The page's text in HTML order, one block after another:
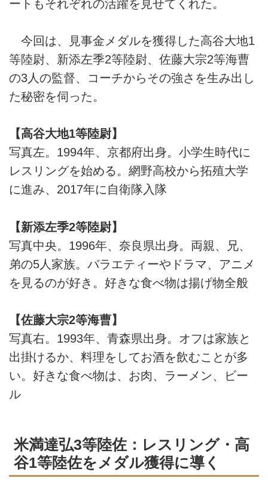
ートもそれぞれの活躍を見せてくれた。
今回は、見事金メダルを獲得した高谷大地1
等陸尉、新添左季2等陸尉、佐藤大宗2等海曹
の3人の監督、コーチからその強さを生み出し
た秘密を伺った。
【高谷大地1等陸尉】
写真左。1994年、京都府出身。小学生時代に
レスリングを始める。網野高校から拓殖大学
に進み、2017年に自衛隊入隊
【新添左季2等陸尉】
写真中央。1996年、奈良県出身。両親、兄、
弟の5人家族。バラエティーやドラマ、アニメ
を見るのが好き。好きな食べ物は揚げ物全般
【佐藤大宗2等海曹】
写真右。1993年、青森県出身。オフは家族と
出掛けるか、料理をしてお酒を飲むことが多
い。好きな食べ物は、お肉、ラーメン、ビー
ル
米満達弘3等陸佐：レスリング・高
谷1等陸佐をメダル獲得に導く